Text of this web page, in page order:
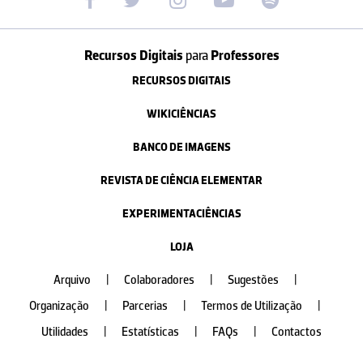
Recursos Digitais paraProfessores
RECURSOS DIGITAIS
WIKICIÊNCIAS
BANCO DE IMAGENS
REVISTA DE CIÊNCIA ELEMENTAR
EXPERIMENTACIÊNCIAS
LOJA
Arquivo Colaboradores Sugestões
Organização
Parcerias Termos de Utilização
Utilidades
Estatísticas FAQs Contactos